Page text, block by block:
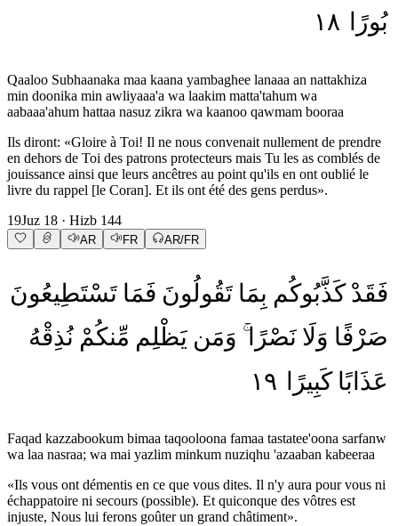
بُورًا ١٨
Qaaloo Subhaanaka maa kaana yambaghee lanaaa an nattakhiza
min doonika min awliyaaa'a wa laakim matta'tahum wa
aabaaa'ahum hattaa nasuz zikra wa kaanoo qawmam booraa
Ils diront: «Gloire à Toi! Il ne nous convenait nullement de prendre
en dehors de Toi des patrons protecteurs mais Tu les as comblés de
jouissance ainsi que leurs ancêtres au point qu'ils en ont oublié le
livre du rappel [le Coran]. Et ils ont été des gens perdus».
19Juz 18 · Hizb 144
AR FR AR/FR
فَقَدْ كَذَّبُوكُم بِمَا تَقُولُونَ فَمَا تَسْتَطِيعُونَ
صَرْفًا وَلَا نَصْرًا وَمَن يَظْلِم مِّنكُمْ نُذِقْهُ
عَذَابًا كَبِيرًا ١٩
Faqad kazzabookum bimaa taqooloona famaa tastatee'oona sarfanw
wa laa nasraa; wa mai yazlim minkum nuziqhu 'azaaban kabeeraa
«Ils vous ont démentis en ce que vous dites. Il n'y aura pour vous ni
échappatoire ni secours (possible). Et quiconque des vôtres est
injuste, Nous lui ferons goûter un grand châtiment».